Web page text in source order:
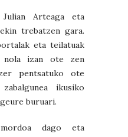
Julian Arteaga eta
trebatzen gara.
eta teilatuak
nola izan ote zen
pentsatuko ote
ikusiko
buruari.
dago eta